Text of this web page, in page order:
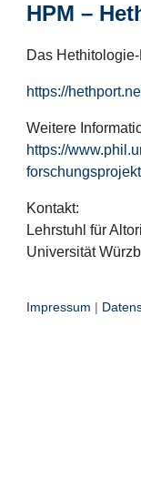
HPM –
Das
https://
Weitere
https://
Kontakt:
Lehrstuhl für
Universität
Impressum |